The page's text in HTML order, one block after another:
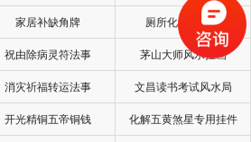
将灶王爷的神像焚化，象征着
静待其归。值得注意的是，焚化
般选择在腊月二十四下午六点左
以示对神灵的尊重。
家居补缺角牌 厕所化秽气煞套
祝由除病灵符法事 茅山大师风水挂画
消灾祈福转运法事 文昌读书考试风水局
开光精铜五帝铜钱 化解五黄煞星专用挂件